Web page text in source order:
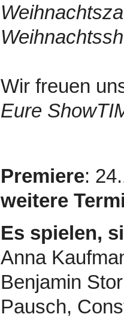
Wir freuen
Eure
Premiere:
weitere
Es spielen,
Anna
Benjamin
Pausch,